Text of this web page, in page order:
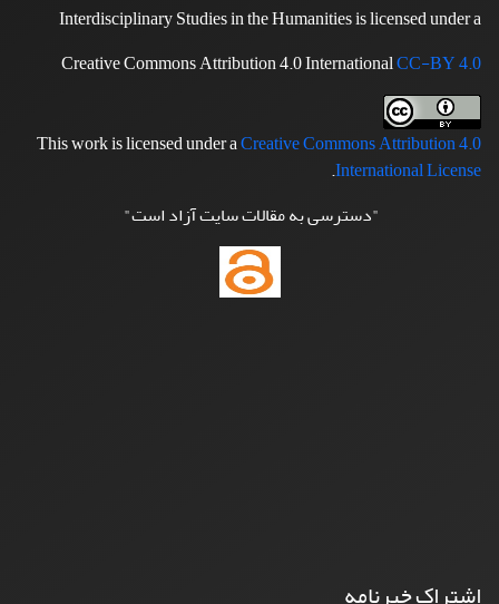
Interdisciplinary Studies in the Humanities is licensed under a
Creative Commons Attribution 4.0 InternationalCC-BY 4.0
This work is licensed under aCreative Commons Attribution 4.0
International License
.
"دسترسی به مقالات سایت آزاد است"